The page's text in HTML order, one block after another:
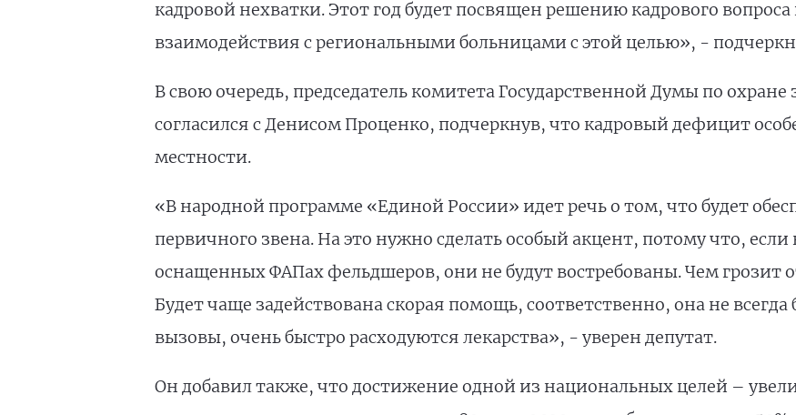
кадровой нехватки. Этот год будет посвящен решению кадрового
взаимодействия с региональными больницами с этой целью», -
В свою очередь, председатель комитета Государственной Думы по охране
согласился с Денисом Проценко, подчеркнув, что кадровый дефицит
местности.
«В народной программе «Единой России» идет речь о том, что будет
первичного звена. На это нужно сделать особый акцент, потому что,
оснащенных ФАПах фельдшеров, они не будут востребованы. Чем грозит
Будет чаще задействована скорая помощь, соответственно, она не
вызовы, очень быстро расходуются лекарства», - уверен депутат.
Он добавил также, что достижение одной из национальных целей –